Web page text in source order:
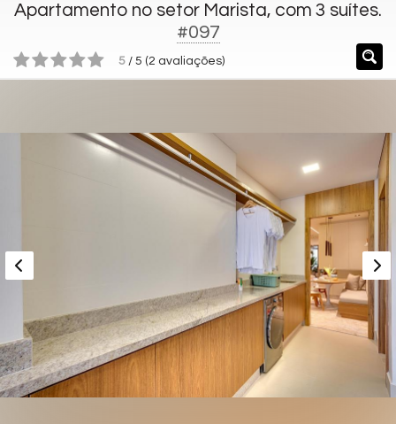
Apartamento no setor Marista, com 3 suítes.
#097
5 / 5 (2 avaliações)